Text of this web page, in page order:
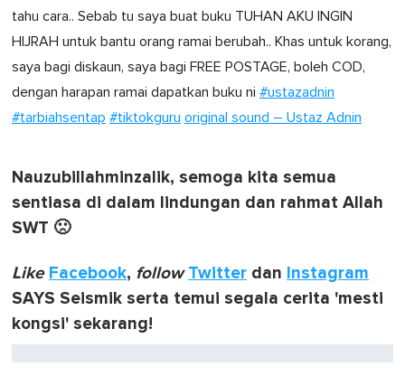
tahu cara.. Sebab tu saya buat buku TUHAN AKU INGIN
HIJRAH untuk bantu orang ramai berubah.. Khas untuk korang,
saya bagi diskaun, saya bagi FREE POSTAGE, boleh COD,
dengan harapan ramai dapatkan buku ni #ustazadnin
#tarbiahsentap #tiktokguru original sound – Ustaz Adnin
Nauzubillahminzalik, semoga kita semua
sentiasa di dalam lindungan dan rahmat Allah
SWT 🙁
Like Facebook, follow Twitter dan Instagram
SAYS Seismik serta temui segala cerita 'mesti
kongsi' sekarang!